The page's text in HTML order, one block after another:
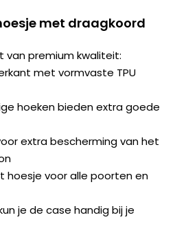
met draagkoord
van premium kwaliteit:
met vormvaste TPU
hoeken bieden extra goede
extra bescherming van het
hoesje voor alle poorten en
je de case handig bij je